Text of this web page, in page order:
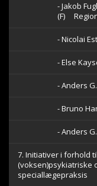
- Jakob
(F)
- Nicolai
- Else
- Anders
- Bruno
- Anders
7. Initiativer i forhold
(voksen)psykiatriske
speciallægepraksis